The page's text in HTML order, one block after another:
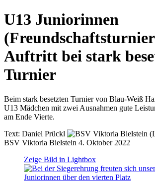
U13 Juniorinnen
Auftritt bei stark
Turnier
Beim stark besetzten Turnier von Blau-Weiß
U13 Mädchen mit zwei Ausnahmen gute
am Ende Vierte.
Text: Daniel Prückl
BSV Viktoria Bielstein 4. Oktober 2022
Zeige Bild in Lightbox